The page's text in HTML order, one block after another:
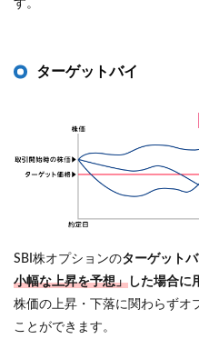
す。
ターゲットバイ
SBI株オプションのターゲット
小幅な上昇を予想」 した場合に
株価の上昇・下落に関わらずオ
ことができます。